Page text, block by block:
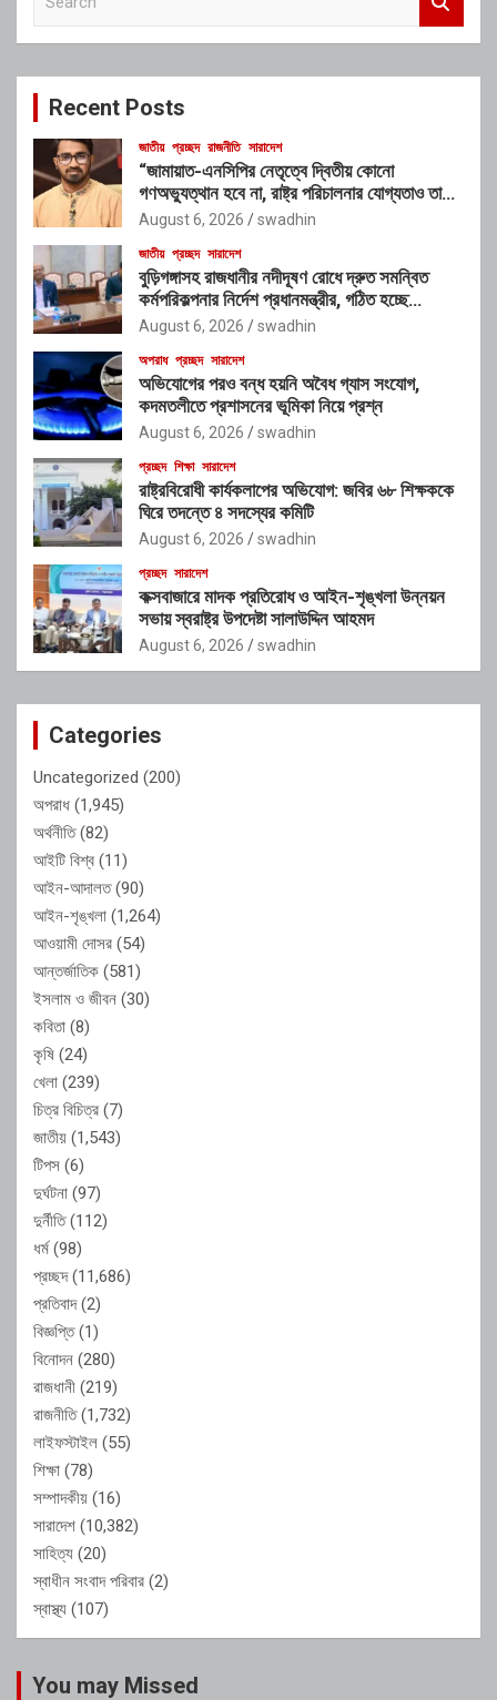
c
Recent Posts
জাতীয় প্রচ্ছদ রাজনীতি সারাদেশ
“জামায়াত-এনসিপির নেতৃত্বে দ্বিতীয় কোনো
গণঅভ্যুত্থান হবে না, রাষ্ট্র পরিচালনার যোগ্যতাও তাদের
নেই”: রাশেদ খাঁনের
August 6, 2026 swadhin
জাতীয় প্রচ্ছদ সারাদেশ
বুড়িগঙ্গাসহ রাজধানীর নদীদূষণ রোধে দ্রুত সমন্বিত
কর্মপরিকল্পনার নির্দেশ প্রধানমন্ত্রীর, গঠিত হচ্ছে
আন্তঃসংস্থা সমন্বয় কমিটি
August 6, 2026 swadhin
অপরাধ প্রচ্ছদ সারাদেশ
অভিযোগের পরও বন্ধ হয়নি অবৈধ গ্যাস সংযোগ,
কদমতলীতে প্রশাসনের ভূমিকা নিয়ে প্রশ্ন
August 6, 2026 swadhin
প্রচ্ছদ শিক্ষা সারাদেশ
রাষ্ট্রবিরোধী কার্যকলাপের অভিযোগ: জবির ৬৮ শিক্ষককে
ঘিরে তদন্তে ৪ সদস্যের কমিটি
August 6, 2026 swadhin
প্রচ্ছদ সারাদেশ
কক্সবাজারে মাদক প্রতিরোধ ও আইন-শৃঙ্খলা উন্নয়ন
সভায় স্বরাষ্ট্র উপদেষ্টা সালাউদ্দিন আহমদ
August 6, 2026 swadhin
Categories
Uncategorized (200)
অপরাধ (1,945)
অর্থনীতি(82)
আইটি বিশ্ব (11)
আইন-আদালত(90)
আইন-শৃঙ্খলা (1,264)
আওয়ামী দোসর (54)
আন্তর্জাতিক (581)
ইসলাম ও জীবন (30)
কবিতা (8)
কৃষি (24)
খেলা (239)
চিত্র বিচিত্র (7)
জাতীয় (1,543)
টিপস (6)
দুর্ঘটনা (97)
দুর্নীতি(112)
ধর্ম(98)
প্রচ্ছদ(11,686)
প্রতিবাদ(2)
বিজ্ঞপ্তি(1)
বিনোদন (280)
রাজধানী (219)
রাজনীতি(1,732)
লাইফস্টাইল (55)
শিক্ষা (78)
সম্পাদকীয় (16)
সারাদেশ (10,382)
সাহিত্য (20)
স্বাধীন সংবাদ পরিবার (2)
স্বাস্থ্য (107)
You may Missed